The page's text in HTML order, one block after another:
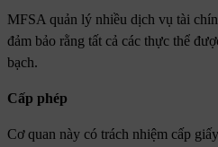
MFSA quản lý nhiều dịch vụ tài
đảm bảo rằng tất cả các thực thể
bạch.
Cấp phép
Cơ quan này có trách nhiệm cấp